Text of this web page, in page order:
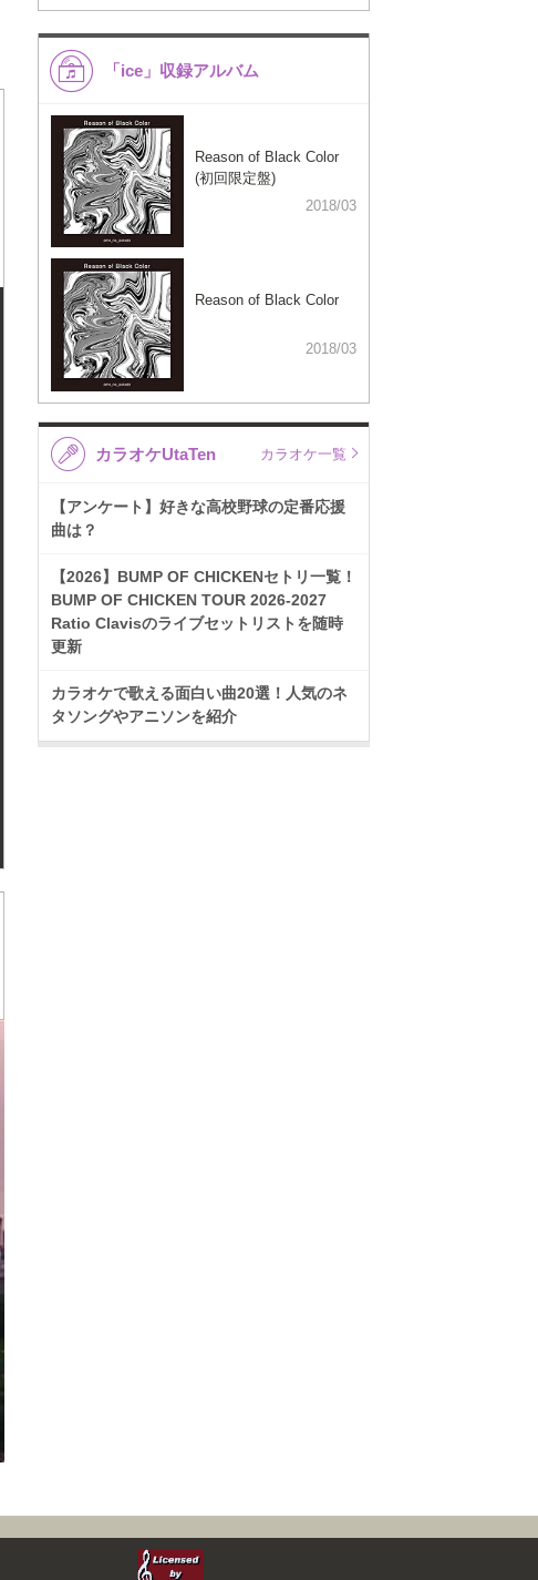
「ice」収録アルバム
Reason of Black Color
(初回限定盤)
2018/03
Reason of Black Color
2018/03
カラオケUtaTen カラオケ一覧
【アンケート】好きな高校野球の定番応援
曲は？
【2026】BUMP OF CHICKENセトリ一覧！
BUMP OF CHICKEN TOUR 2026-2027
Ratio Clavisのライブセットリストを随時
更新
カラオケで歌える面白い曲20選！人気のネ
タソングやアニソンを紹介